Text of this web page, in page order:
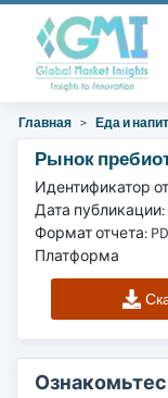
Главная Еда и
Рынок
Идентификатор
Дата публикации:
Формат отчета:
Платформа